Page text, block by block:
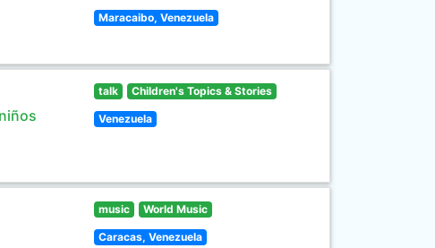
Maracaibo, Venezuela
talk Children's Topics & Stories
Venezuela
music World Music
Caracas, Venezuela